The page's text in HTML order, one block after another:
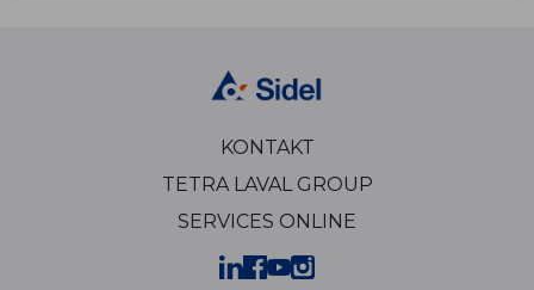
KONTAKT
TETRA LAVAL GROUP
SERVICES ONLINE